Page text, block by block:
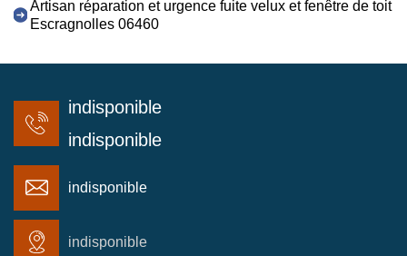
Artisan réparation et urgence fuite velux et fenêtre de toit
Escragnolles 06460
indisponible
indisponible
indisponible
indisponible